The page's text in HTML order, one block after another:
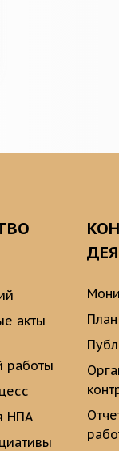
акты
работы
НПА